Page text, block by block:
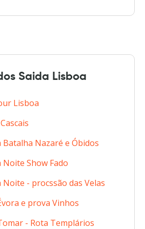
Saida Lisboa
Lisboa
Batalha Nazaré e Óbidos
Show Fado
Noite - procssão das Velas
e prova Vinhos
- Rota Templários